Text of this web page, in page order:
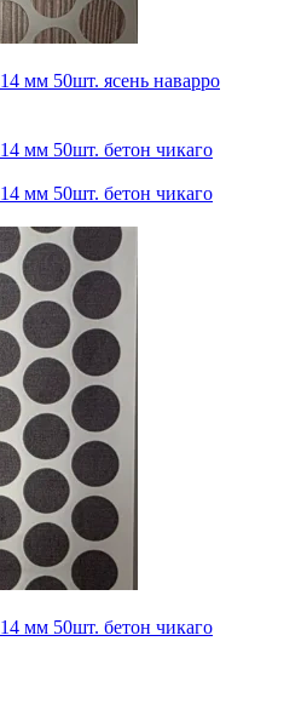
мм 50шт. ясень наварро
мм 50шт. бетон чикаго
мм 50шт. бетон чикаго
мм 50шт. бетон чикаго